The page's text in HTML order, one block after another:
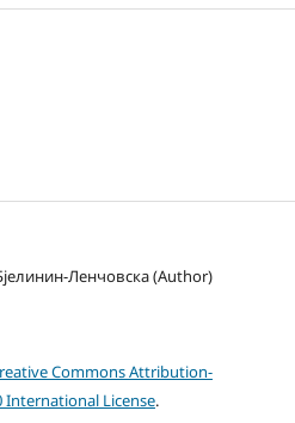
Ленчовска (Author)
Commons Attribution-
International License.